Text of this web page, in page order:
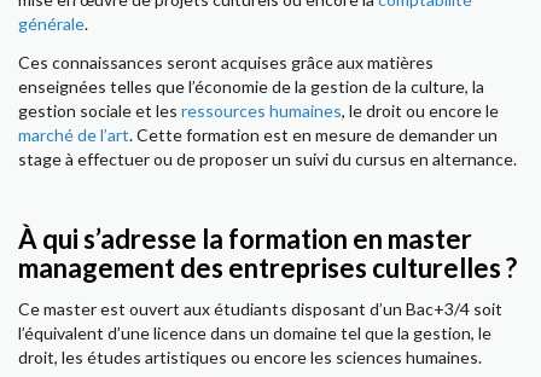
générale.
Ces connaissances seront acquises grâce aux matières
enseignées telles que l’économie de la gestion de la culture, la
gestion sociale et les ressources humaines, le droit ou encore le
marché de l’art. Cette formation est en mesure de demander un
stage à effectuer ou de proposer un suivi du cursus en alternance.
À qui s’adresse la formation en master
management des entreprises culturelles ?
Ce master est ouvert aux étudiants disposant d’un Bac+3/4 soit
l’équivalent d’une licence dans un domaine tel que la gestion, le
droit, les études artistiques ou encore les sciences humaines.